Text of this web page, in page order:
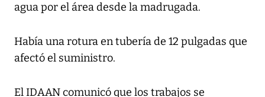
agua por el área desde la madrugada.
Había una rotura en tubería de 12 pulgadas que
afectó el suministro.
El IDAAN comunicó que los trabajos se